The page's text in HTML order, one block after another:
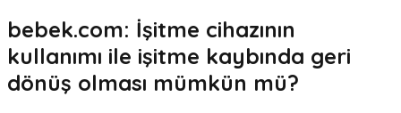
bebek.com: İşitme cihazının
kullanımı ile işitme kaybında geri
dönüş olması mümkün mü?